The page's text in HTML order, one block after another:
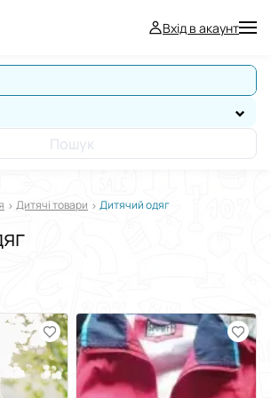
Вхід в акаунт
Пошук
Дитячі товари Дитячий одяг
$€₴